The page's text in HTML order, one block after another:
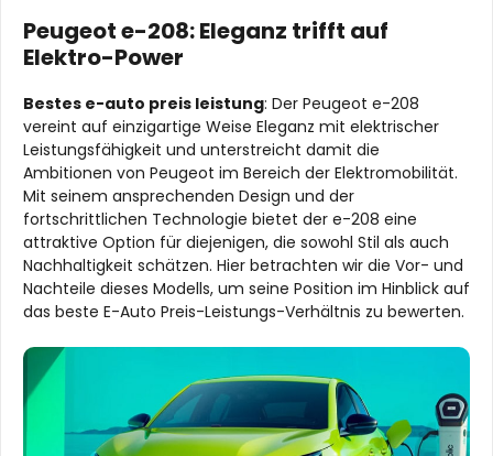
Peugeot e-208: Eleganz trifft auf
Elektro-Power
Bestes e-auto preis leistung: Der Peugeot e-208
vereint auf einzigartige Weise Eleganz mit elektrischer
Leistungsfähigkeit und unterstreicht damit die
Ambitionen von Peugeot im Bereich der Elektromobilität.
Mit seinem ansprechenden Design und der
fortschrittlichen Technologie bietet der e-208 eine
attraktive Option für diejenigen, die sowohl Stil als auch
Nachhaltigkeit schätzen. Hier betrachten wir die Vor- und
Nachteile dieses Modells, um seine Position im Hinblick auf
das beste E-Auto Preis-Leistungs-Verhältnis zu bewerten.